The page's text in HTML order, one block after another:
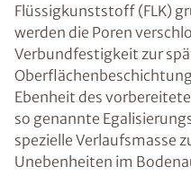
Flüssigkunststoff (FLK)
werden die Poren
Verbundfestigkeit zur
Ebenheit des
so genannte
spezielle Verlaufsmasse
Unebenheiten im